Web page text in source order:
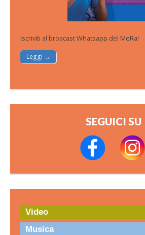
Iscriviti al broacast Whatsapp del MeRa!
Leggi →
SEGUICI SU
Video
Musica